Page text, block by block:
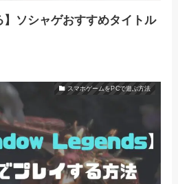
】ソシャゲおすすめタイトル
スマホゲームをPCで遊ぶ方法